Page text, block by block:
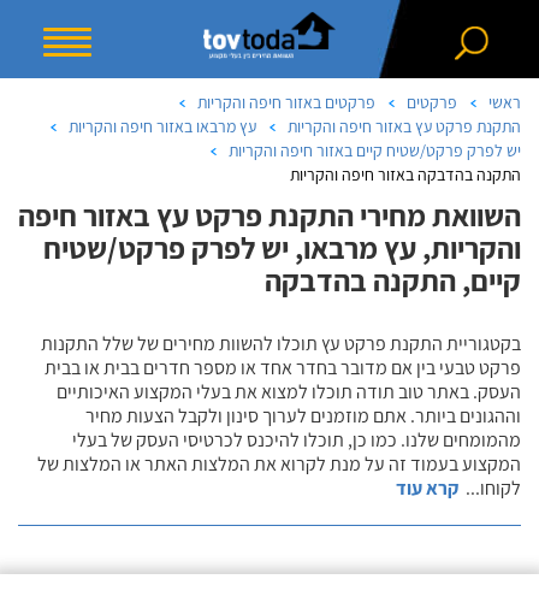
ראשי פרקטים
פרקטים באזור חיפה והקריות
התקנת פרקט עץ באזור חיפה והקריות
עץ מרבאו באזור חיפה והקריות
יש לפרק פרקט/שטיח קיים באזור חיפה והקריות
התקנה בהדבקה באזור חיפה והקריות
השוואת מחירי התקנת פרקט עץ באזור חיפה
והקריות, עץ מרבאו, יש לפרק פרקט/שטיח
קיים, התקנה בהדבקה
בקטגוריית התקנת פרקט עץ תוכלו להשוות מחירים של שלל התקנות
פרקט טבעי בין אם מדובר בחדר אחד או מספר חדרים בבית או בבית
העסק. באתר טוב תודה תוכלו למצוא את בעלי המקצוע האיכותיים
וההגונים ביותר. אתם מוזמנים לערוך סינון ולקבל הצעות מחיר
מהמומחים שלנו. כמו כן, תוכלו להיכנס לכרטיסי העסק של בעלי
המקצוע בעמוד זה על מנת לקרוא את המלצות האתר או המלצות של
לקוחו... קרא עוד